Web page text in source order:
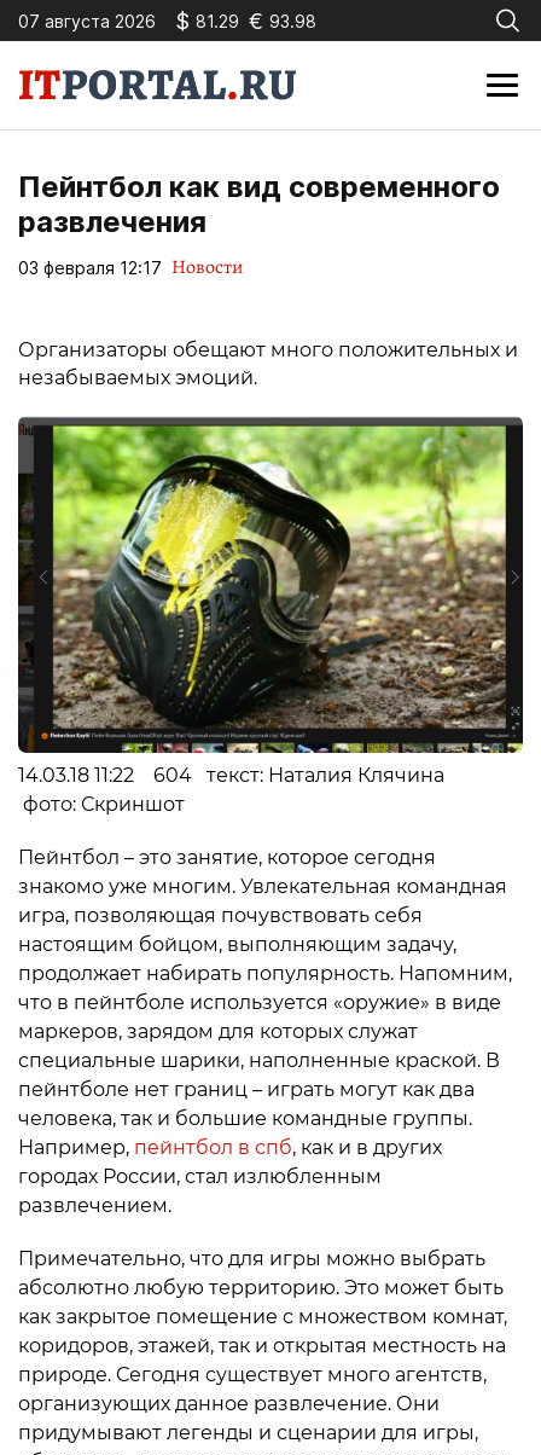
07 августа 2026 $ 81.29 € 93.98
Пейнтбол как вид современного
развлечения
03 февраля 12:17 Новости
Организаторы обещают много положительных и
незабываемых эмоций.
14.03.18 11:22 604 текст: Наталия Клячина
фото: Скриншот
Пейнтбол – это занятие, которое сегодня
знакомо уже многим. Увлекательная командная
игра, позволяющая почувствовать себя
настоящим бойцом, выполняющим задачу,
продолжает набирать популярность. Напомним,
что в пейнтболе используется «оружие» в виде
маркеров, зарядом для которых служат
специальные шарики, наполненные краской. В
пейнтболе нет границ – играть могут как два
человека, так и большие командные группы.
Например, пейнтбол в спб, как и в других
городах России, стал излюбленным
развлечением.
Примечательно, что для игры можно выбрать
абсолютно любую территорию. Это может быть
как закрытое помещение с множеством комнат,
коридоров, этажей, так и открытая местность на
природе. Сегодня существует много агентств,
организующих данное развлечение. Они
придумывают легенды и сценарии для игры,